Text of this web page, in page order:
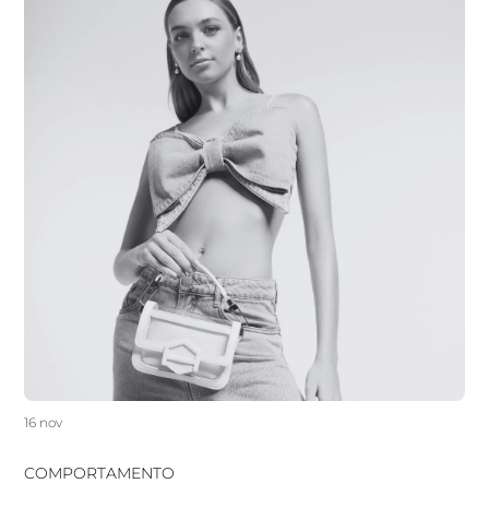
16 nov
COMPORTAMENTO